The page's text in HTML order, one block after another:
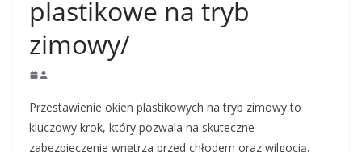
plastikowe na tryb
zimowy/
Przestawienie okien plastikowych na tryb zimowy to
kluczowy krok, który pozwala na skuteczne
zabezpieczenie wnętrza przed chłodem oraz wilgocią.